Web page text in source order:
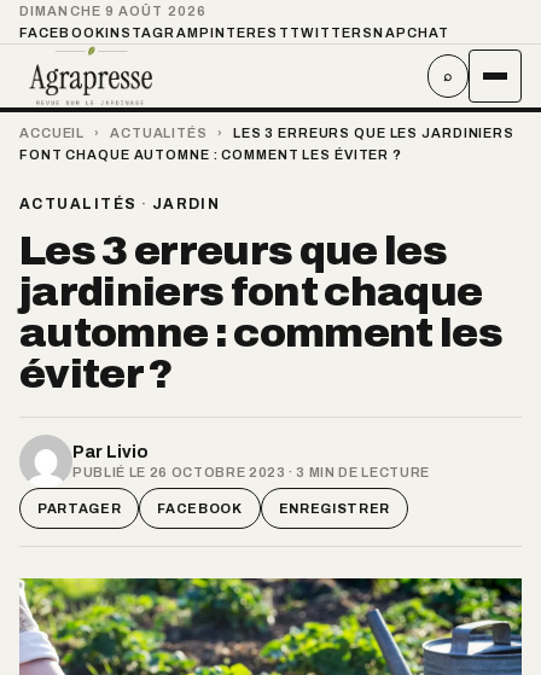
DIMANCHE 9 AOÛT 2026
FACEBOOKINSTAGRAMPINTEREST TWITTER SNAPCHAT
⌕
ACCUEIL › ACTUALITÉS ›
LES 3 ERREURS QUE LES JARDINIERS
FONT CHAQUE AUTOMNE : COMMENT LES ÉVITER ?
ACTUALITÉS · JARDIN
Les 3 erreurs que les
jardiniers font chaque
automne : comment les
éviter ?
Par Livio
PUBLIÉ LE 26 OCTOBRE 2023 · 3 MIN DE LECTURE
PARTAGER FACEBOOK ENREGISTRER